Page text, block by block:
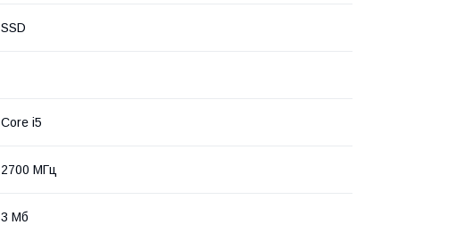
SSD
Core i5
2700 МГц
3 Мб